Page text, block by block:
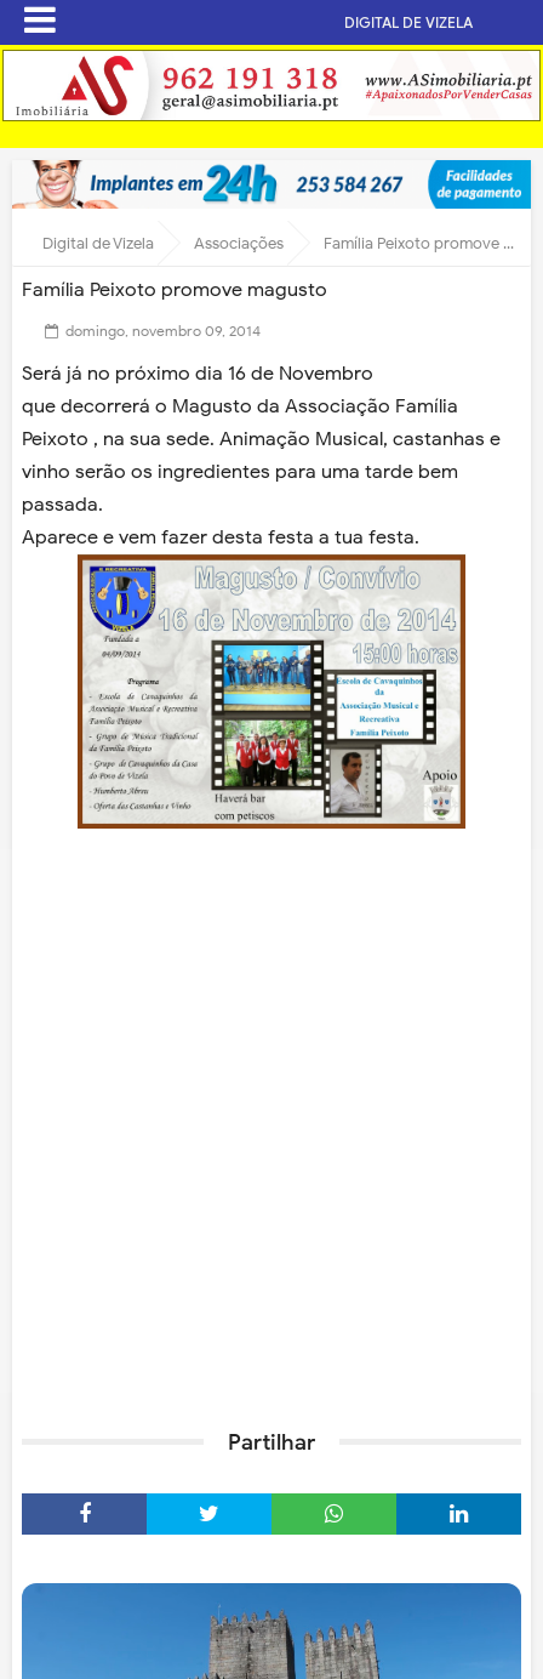
DIGITAL DE VIZELA
Digital de Vizela Associações Família Peixoto promove magusto
Família Peixoto promove magusto
domingo, novembro 09, 2014
Será já no próximo dia 16 de Novembro
que decorrerá o Magusto da Associação Família
Peixoto , na sua sede. Animação Musical, castanhas e
vinho serão os ingredientes para uma tarde bem
passada.
Aparece e vem fazer desta festa a tua festa.
Partilhar